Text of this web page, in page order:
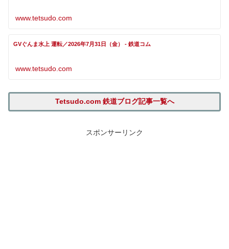
www.tetsudo.com
GVぐんま水上 運転／2026年7月31日（金） - 鉄道コム
www.tetsudo.com
Tetsudo.com 鉄道ブログ記事一覧へ
スポンサーリンク